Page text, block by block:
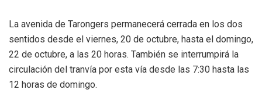
La avenida de Tarongers permanecerá cerrada en los dos
sentidos desde el viernes, 20 de octubre, hasta el domingo,
22 de octubre, a las 20 horas. También se interrumpirá la
circulación del tranvía por esta vía desde las 7:30 hasta las
12 horas de domingo.